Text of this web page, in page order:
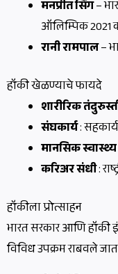
मनप्रीत सिंग–
ऑलिम्पिक 2021
रानी रामपाल–
हॉकी खेळण्याचे फायदे
शारीरिक
संघकार्य:
मानसिक स्वास्थ्य
करिअर संधी:
हॉकीला प्रोत्साहन
भारत सरकार आणि हॉकी
विविध उपक्रम राबवले